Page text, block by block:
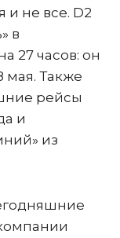
и не все. D2
в
27 часов: он
мая. Также
рейсы
и
из